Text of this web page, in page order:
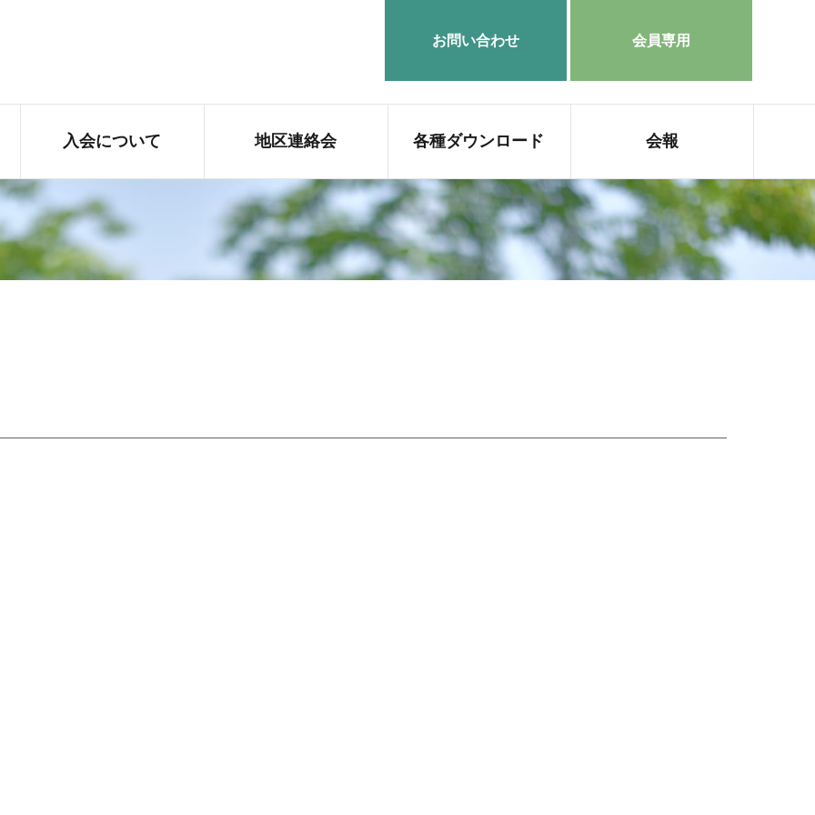
お問い合わせ 会員専用
入会について 地区連絡会 各種ダウンロード 会報